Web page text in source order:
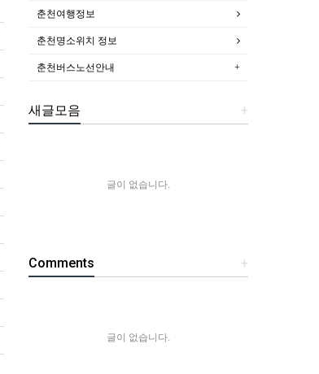
춘천여행정보
춘천명소위치 정보
춘천버스노선안내
+
새글모음
글이 없습니다.
+
Comments
글이 없습니다.